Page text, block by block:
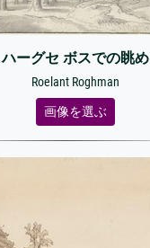
ハーグセ ボスでの眺め
Roelant Roghman
画像を選ぶ